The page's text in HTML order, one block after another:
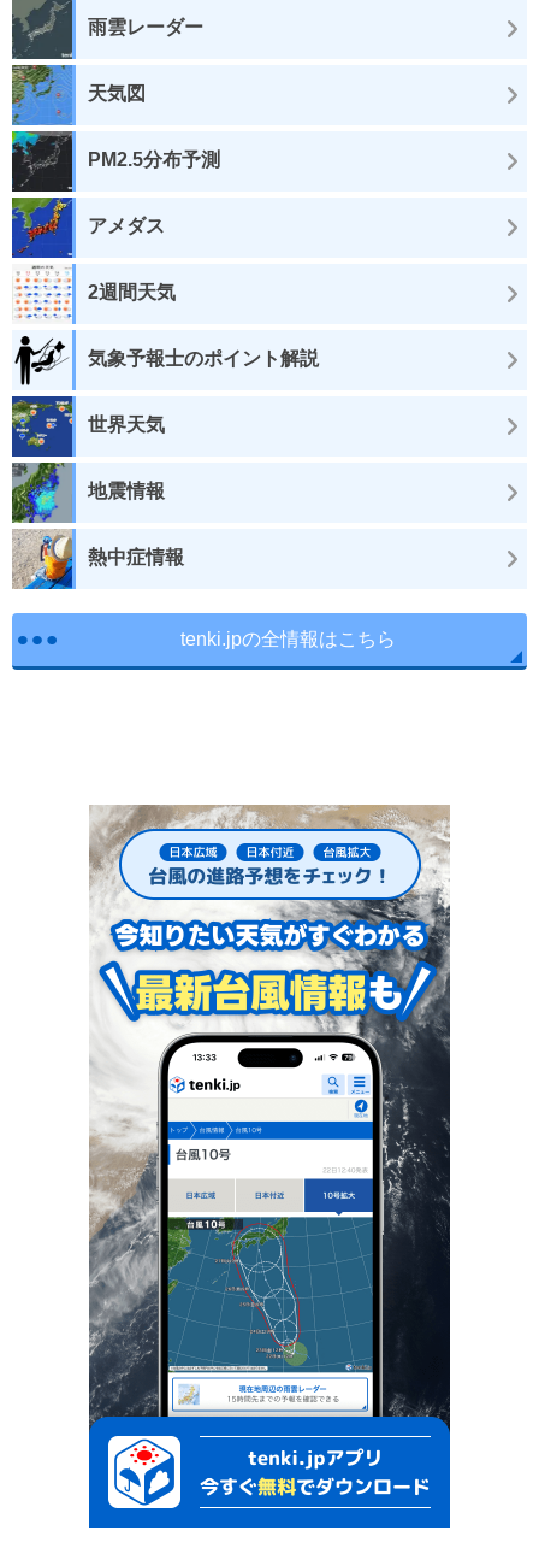
雨雲レーダー
天気図
PM2.5分布予測
アメダス
2週間天気
気象予報士のポイント解説
世界天気
地震情報
熱中症情報
tenki.jpの全情報はこちら